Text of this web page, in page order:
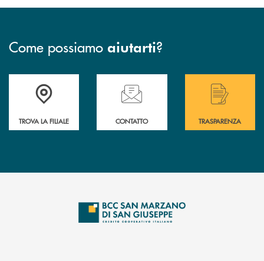
Come possiamo aiutarti?
Accedi all' elenco completo delle filiali di Bcc San Marzano.
TROVA LA FILIALE
Hai bisogno di assistenza immediata?
CONTATTO
Hai bisogno di
TRASPARENZA